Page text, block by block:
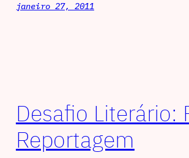
janeiro 27, 2011
Desafio Literário:
Reportagem